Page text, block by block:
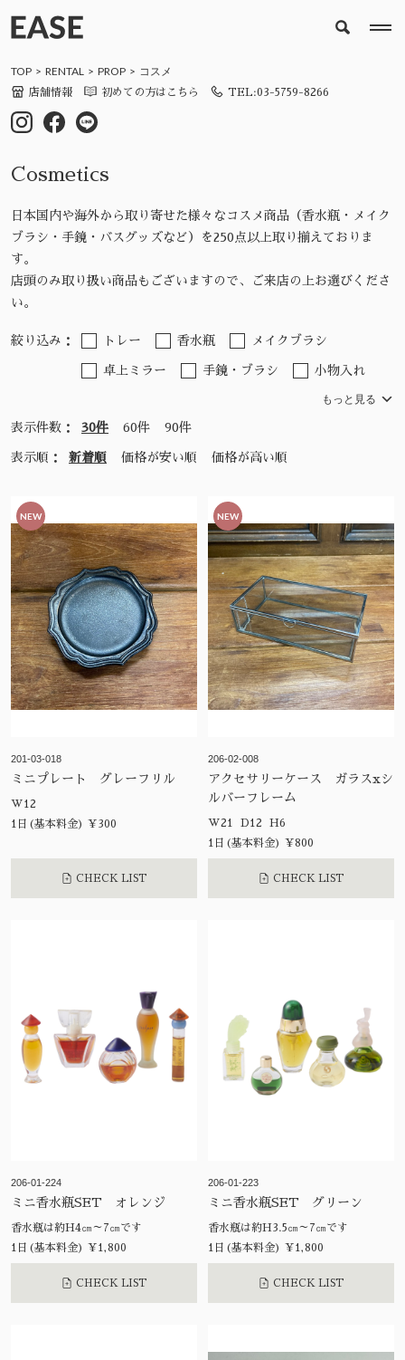
TOP RENTAL PROP コスメ
店舗情報 初めての方はこちら TEL:03-5759-8266
Cosmetics
日本国内や海外から取り寄せた様々なコスメ商品（香水瓶・メイク
ブラシ・手鏡・バスグッズなど）を250点以上取り揃えておりま
す。
店頭のみ取り扱い商品もございますので、ご来店の上お選びくださ
い。
絞り込み： トレー 香水瓶 メイクブラシ
卓上ミラー 手鏡・ブラシ 小物入れ
表示件数： 30件 60件 90件
表示順： 新着順 価格が安い順 価格が高い順
NEW
201-03-018
ミニプレート グレーフリル
W12
1日(基本料金) ¥300
CHECK LIST
NEW
206-02-008
アクセサリーケース ガラスxシ
ルバーフレーム
W21 D12 H6
1日(基本料金) ¥800
CHECK LIST
206-01-224
ミニ香水瓶SET オレンジ
香水瓶は約H4㎝～7㎝です
1日(基本料金) ¥1,800
CHECK LIST
206-01-223
ミニ香水瓶SET グリーン
香水瓶は約H3.5㎝～7㎝です
1日(基本料金) ¥1,800
CHECK LIST